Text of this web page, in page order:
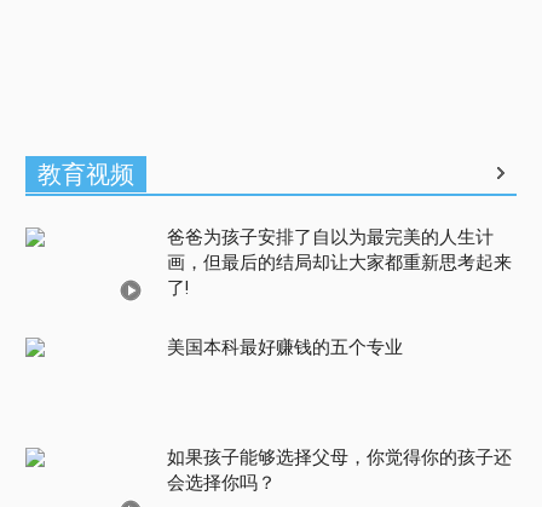
教育视频
爸爸为孩子安排了自以为最完美的人生计
画，但最后的结局却让大家都重新思考起来
了!
美国本科最好赚钱的五个专业
如果孩子能够选择父母，你觉得你的孩子还
会选择你吗？